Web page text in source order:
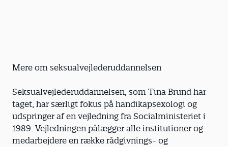
Mere om seksualvejlederuddannelsen
Seksualvejlederuddannelsen, som Tina Brund har
taget, har særligt fokus på handikapsexologi og
udspringer af en vejledning fra Socialministeriet i
1989. Vejledningen pålægger alle institutioner og
medarbejdere en række rådgivnings- og